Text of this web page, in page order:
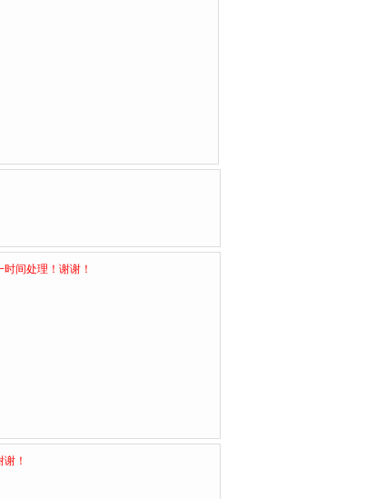
间处理！谢谢！
！